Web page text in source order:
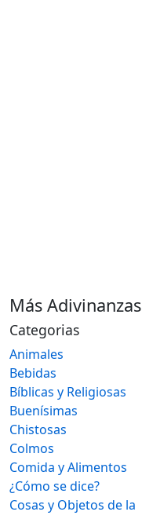
Más Adivinanzas
Categorias
Animales
Bebidas
Bíblicas y Religiosas
Buenísimas
Chistosas
Colmos
Comida y Alimentos
¿Cómo se dice?
Cosas y Objetos de la